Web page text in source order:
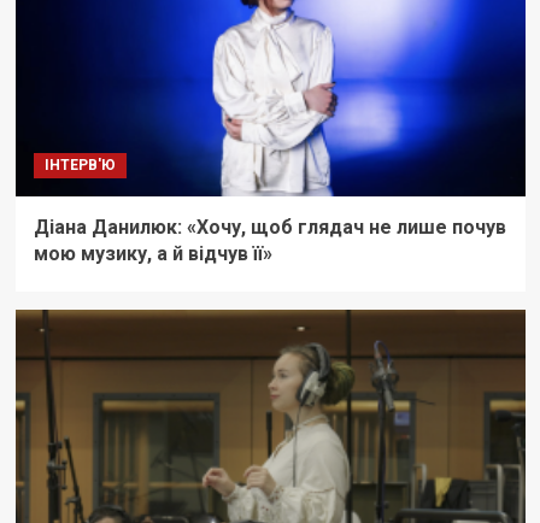
ІНТЕРВ'Ю
Діана Данилюк: «Хочу, щоб глядач не лише почув
мою музику, а й відчув її»